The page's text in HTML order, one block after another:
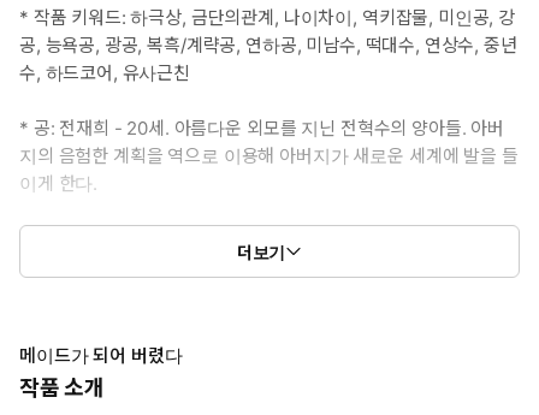
* 작품 키워드: 하극상, 금단의관계, 나이차이, 역키잡물, 미인공, 강
공, 능욕공, 광공, 복흑/계략공, 연하공, 미남수, 떡대수, 연상수, 중년
수, 하드코어, 유사근친
* 공: 전재희 - 20세. 아름다운 외모를 지닌 전혁수의 양아들. 아버
지의 음험한 계획을 역으로 이용해 아버지가 새로운 세계에 발을 들
이게 한다.
* 수: 전혁수 - 42세. 뒷골목을 주름잡는 우락부락한 몸매의 소유자.
아들을 범하려는 마음을 품었지만 오히려 아들이 놓은 덫에 걸린 뒤
* 이럴 때 보세요: 메이드복을 입은 중년 떡대남이 피 안 섞인 아들
밑에서 쾌락으로 무너져가는 과정을 보고 싶을 때
더보기
메이드가 되어 버렸다
작품 소개